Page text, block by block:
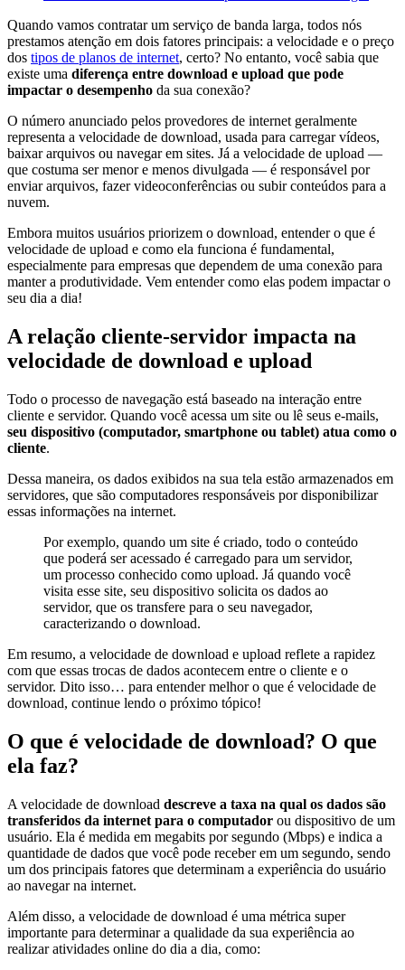
Quando vamos contratar um serviço de banda larga, todos nós
prestamos atenção em dois fatores principais: a velocidade e o preço
dos tipos de planos de internet, certo? No entanto, você sabia que
existe uma diferença entre download e upload que pode
impactar o desempenho da sua conexão?
O número anunciado pelos provedores de internet geralmente
representa a velocidade de download, usada para carregar vídeos,
baixar arquivos ou navegar em sites. Já a velocidade de upload —
que costuma ser menor e menos divulgada — é responsável por
enviar arquivos, fazer videoconferências ou subir conteúdos para a
nuvem.
Embora muitos usuários priorizem o download, entender o que é
velocidade de upload e como ela funciona é fundamental,
especialmente para empresas que dependem de uma conexão para
manter a produtividade. Vem entender como elas podem impactar o
seu dia a dia!
A relação cliente-servidor impacta na
velocidade de download e upload
Todo o processo de navegação está baseado na interação entre
cliente e servidor. Quando você acessa um site ou lê seus e-mails,
seu dispositivo (computador, smartphone ou tablet) atua como o
cliente.
Dessa maneira, os dados exibidos na sua tela estão armazenados em
servidores, que são computadores responsáveis por disponibilizar
essas informações na internet.
Por exemplo, quando um site é criado, todo o conteúdo
que poderá ser acessado é carregado para um servidor,
um processo conhecido como upload. Já quando você
visita esse site, seu dispositivo solicita os dados ao
servidor, que os transfere para o seu navegador,
caracterizando o download.
Em resumo, a velocidade de download e upload reflete a rapidez
com que essas trocas de dados acontecem entre o cliente e o
servidor. Dito isso… para entender melhor o que é velocidade de
download, continue lendo o próximo tópico!
O que é velocidade de download? O que
ela faz?
A velocidade de download descreve a taxa na qual os dados são
transferidos da internet para o computador ou dispositivo de um
usuário. Ela é medida em megabits por segundo (Mbps) e indica a
quantidade de dados que você pode receber em um segundo, sendo
um dos principais fatores que determinam a experiência do usuário
ao navegar na internet.
Além disso, a velocidade de download é uma métrica super
importante para determinar a qualidade da sua experiência ao
realizar atividades online do dia a dia, como: